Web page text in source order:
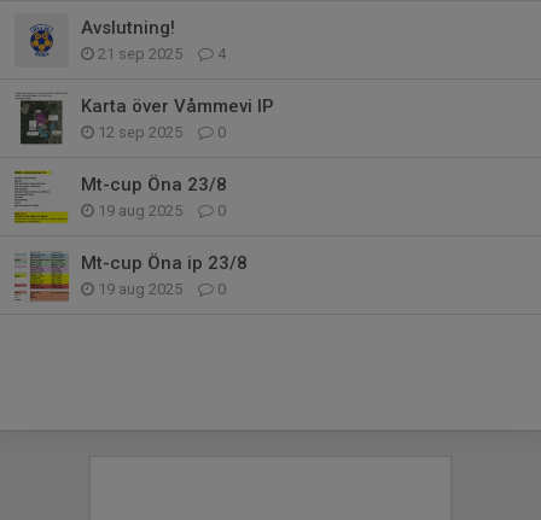
Avslutning!
21 sep 2025 4
Karta över Våmmevi IP
12 sep 2025 0
Mt-cup Öna 23/8
19 aug 2025 0
Mt-cup Öna ip 23/8
19 aug 2025 0